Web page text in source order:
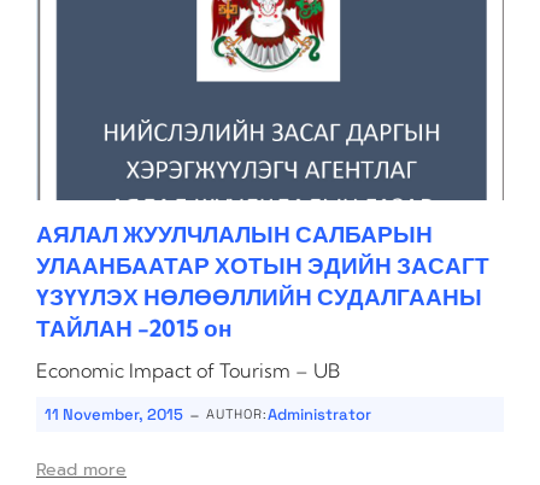
АЯЛАЛ ЖУУЛЧЛАЛЫН САЛБАРЫН
УЛААНБААТАР ХОТЫН ЭДИЙН ЗАСАГТ
ҮЗҮҮЛЭХ НӨЛӨӨЛЛИЙН СУДАЛГААНЫ
ТАЙЛАН -2015 он
Economic Impact of Tourism – UB
11 November, 2015 - AUTHOR:Administrator
Read more